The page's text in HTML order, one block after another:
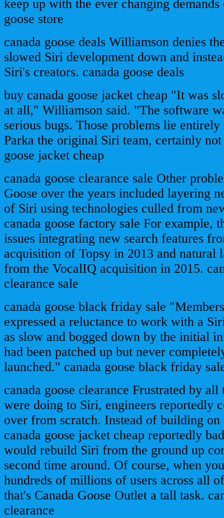
keep up with the ever changing demands
goose store
canada goose deals Williamson denies
slowed Siri development down and
Siri's creators. canada goose deals
buy canada goose jacket cheap "It was
at all," Williamson said. "The software
serious bugs. Those problems lie
Parka the original Siri team, certainly
goose jacket cheap
canada goose clearance sale Other
Goose over the years included layering
of Siri using technologies culled from
canada goose factory sale For example,
issues integrating new search features
acquisition of Topsy in 2013 and natural
from the VocalIQ acquisition in 2015.
clearance sale
canada goose black friday sale
expressed a reluctance to work with a
as slow and bogged down by the initial
had been patched up but never
launched." canada goose black friday
canada goose clearance Frustrated by
were doing to Siri, engineers reportedly
over from scratch. Instead of building
canada goose jacket cheap reportedly
would rebuild Siri from the ground up
second time around. Of course, when
hundreds of millions of users across all
that's Canada Goose Outlet a tall task.
clearance